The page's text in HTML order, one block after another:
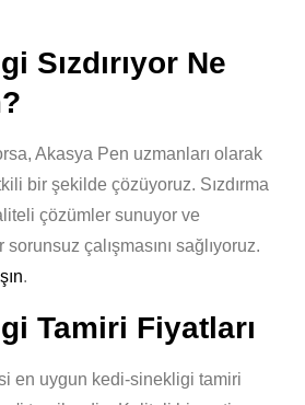
Sızdırıyor Ne
Akasya Pen uzmanları olarak
bir şekilde çözüyoruz. Sızdırma
çözümler sunuyor ve
çalışmasını sağlıyoruz.
.
Tamiri Fiyatları
en uygun kedi-sinekligi tamiri